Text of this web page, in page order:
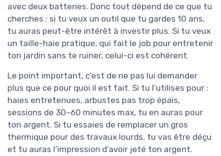
avec deux batteries. Donc tout dépend de ce que tu
cherches : si tu veux un outil que tu gardes 10 ans,
tu auras peut-être intérêt à investir plus. Si tu veux
un taille-haie pratique, qui fait le job pour entretenir
ton jardin sans te ruiner, celui-ci est cohérent.
Le point important, c’est de ne pas lui demander
plus que ce pour quoi il est fait. Si tu l’utilises pour :
haies entretenues, arbustes pas trop épais,
sessions de 30–60 minutes max, tu en auras pour
ton argent. Si tu essaies de remplacer un gros
thermique pour des travaux lourds, tu vas être déçu
et tu auras l’impression d’avoir jeté ton argent.